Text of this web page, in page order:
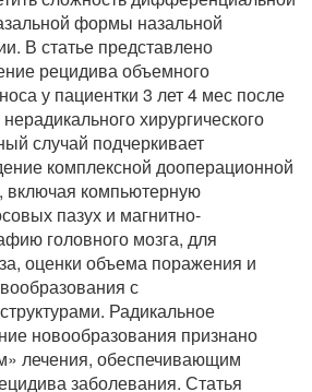
формы назальной
В статье представлено
рецидива объемного
у пациентки 3 лет 4 мес после
хирургического
случай подчеркивает
комплексной дооперационной
включая компьютерную
пазух и магнитно-
головного мозга, для
оценки объема поражения и
с
Радикальное
новообразования признано
лечения, обеспечивающим
заболевания. Статья